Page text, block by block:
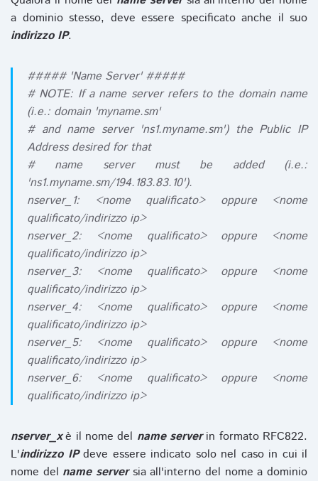
a dominio stesso, deve essere specificato anche il suo
indirizzo IP.
##### 'Name Server' #####
# NOTE: If a name server refers to the domain name
(i.e.: domain 'myname.sm'
# and name server 'ns1.myname.sm') the Public IP
Address desired for that
# name server must be added (i.e.:
'ns1.myname.sm/194.183.83.10').
nserver_1: <nome qualificato> oppure <nome
qualificato/indirizzo ip>
nserver_2: <nome qualificato> oppure <nome
qualificato/indirizzo ip>
nserver_3: <nome qualificato> oppure <nome
qualificato/indirizzo ip>
nserver_4: <nome qualificato> oppure <nome
qualificato/indirizzo ip>
nserver_5: <nome qualificato> oppure <nome
qualificato/indirizzo ip>
nserver_6: <nome qualificato> oppure <nome
qualificato/indirizzo ip>
nserver_xè il nome del name serverin formato RFC822.
L'indirizzo IPdeve essere indicato solo nel caso in cui il
nome del name serversia all'interno del nome a dominio